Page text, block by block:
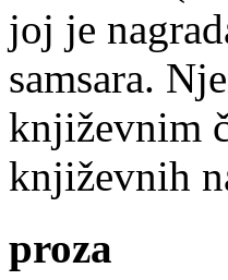
joj je
samsara.
književnim
književnih
proza